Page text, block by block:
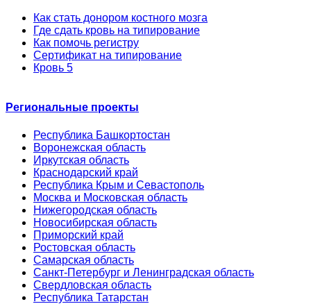
Как стать донором костного мозга
Где сдать кровь на типирование
Как помочь регистру
Сертификат на типирование
Кровь 5
Региональные проекты
Республика Башкортостан
Воронежская область
Иркутская область
Краснодарский край
Республика Крым и Севастополь
Москва и Московская область
Нижегородская область
Новосибирская область
Приморский край
Ростовская область
Самарская область
Санкт-Петербург и Ленинградская область
Свердловская область
Республика Татарстан